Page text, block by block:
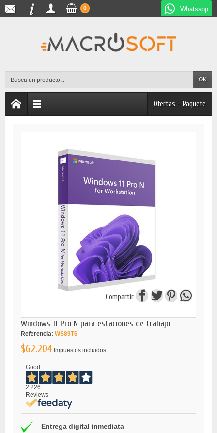
Whatsapp
OK
0
Ofertas - Paquete
Compartir
Windows 11 Pro N para estaciones de trabajo
Referencia: WS89T6
$62.204 Impuestos incluidos
Good
2.226
Reviews
Entrega digital inmediata